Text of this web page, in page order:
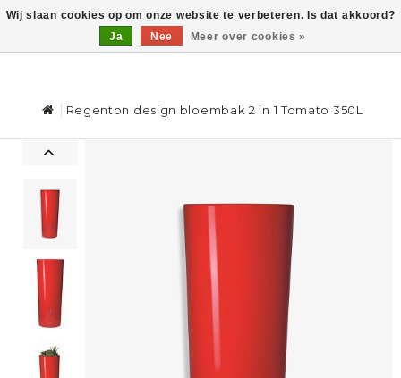
0
Regenton design bloembak 2 in 1 Tomato 350L
Wij slaan cookies op om onze website te verbeteren. Is dat akkoord?
Ja
Nee Meer over cookies »